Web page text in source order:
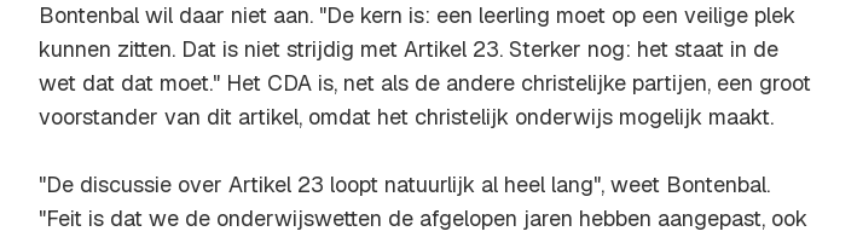
Bontenbal wil daar niet aan. "De kern is: een leerling moet op een veilige plek
kunnen zitten. Dat is niet strijdig met Artikel 23. Sterker nog: het staat in de
wet dat dat moet." Het CDA is, net als de andere christelijke partijen, een groot
voorstander van dit artikel, omdat het christelijk onderwijs mogelijk maakt.
"De discussie over Artikel 23 loopt natuurlijk al heel lang", weet Bontenbal.
"Feit is dat we de onderwijswetten de afgelopen jaren hebben aangepast, ook